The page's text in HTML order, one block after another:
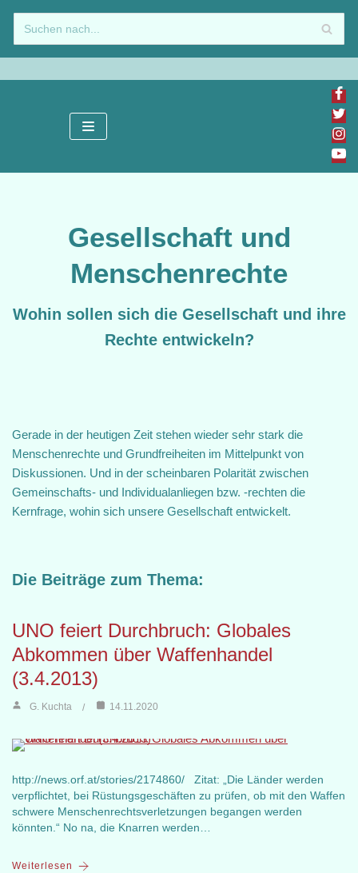
Zum
Inhalt
springen
Gesellschaft und
Menschenrechte
Wohin sollen sich die Gesellschaft und ihre
Rechte entwickeln?
Gerade in der heutigen Zeit stehen wieder sehr stark die
Menschenrechte und Grundfreiheiten im Mittelpunkt von
Diskussionen. Und in der scheinbaren Polarität zwischen
Gemeinschafts- und Individualanliegen bzw. -rechten die
Kernfrage, wohin sich unsere Gesellschaft entwickelt.
Die Beiträge zum Thema:
UNO feiert Durchbruch: Globales
Abkommen über Waffenhandel
(3.4.2013)
G. Kuchta 14.11.2020
http://news.orf.at/stories/2174860/ Zitat: „Die Länder werden
verpflichtet, bei Rüstungsgeschäften zu prüfen, ob mit den Waffen
schwere Menschenrechtsverletzungen begangen werden
könnten.“ No na, die Knarren werden…
Weiterlesen